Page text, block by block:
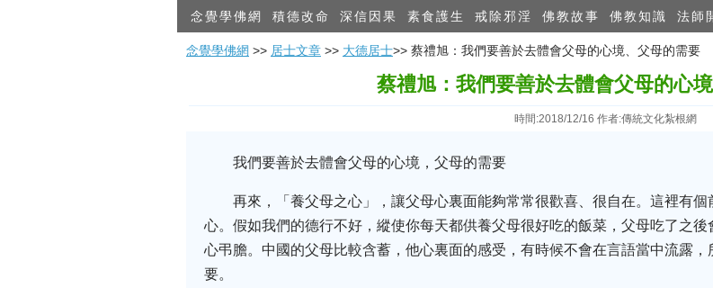
念覺學佛網 積德改命 深信因果 素食護生 戒除邪淫 佛教故事 佛教知識 法師
念覺學佛網 >> 居士文章 >> 大德居士>> 蔡禮旭：我們要善於去體會父母的心境、父母的需要
蔡禮旭：我們要善於去體會父母的心
時間:2018/12/16 作者:傳統文化紮根網
我們要善於去體會父母的心境，父母的需要
再來，「養父母之心」，讓父母心裏面能夠常常很歡喜、很自在。這裡有
心。假如我們的德行不好，縱使你每天都供養父母很好吃的飯菜，父母吃了之
心弔膽。中國的父母比較含蓄，他心裏面的感受，有時候不會在言語當中流露
要。